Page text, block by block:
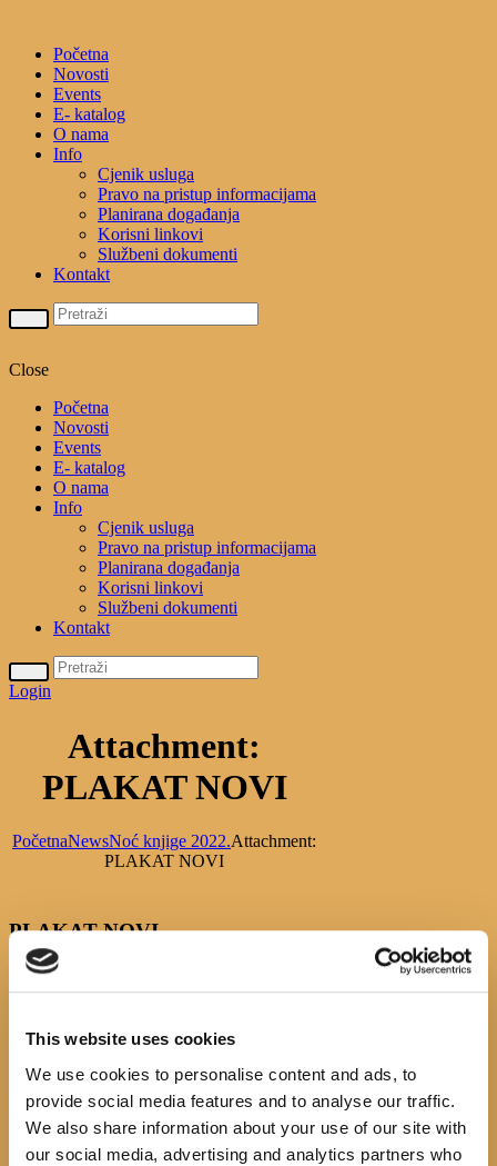
This website uses cookies
We use cookies to personalise content and ads, to
provide social media features and to analyse our traffic.
We also share information about your use of our site with
our social media, advertising and analytics partners who
Početna
Novosti
Events
E- katalog
O nama
Info
Cjenik usluga
Pravo na pristup informacijama
Planirana događanja
Korisni linkovi
Službeni dokumenti
Kontakt
Close
Početna
Novosti
Events
E- katalog
O nama
Info
Cjenik usluga
Pravo na pristup informacijama
Planirana događanja
Korisni linkovi
Službeni dokumenti
Kontakt
Login
Attachment:
PLAKAT NOVI
PočetnaNewsNoć knjige 2022.Attachment:
PLAKAT NOVI
PLAKAT NOVI
item plakat n.k.2022.